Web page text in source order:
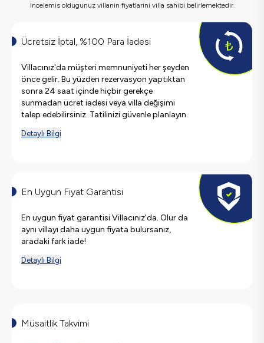
Incelemis oldugunuz villanin fiyatlarini villa sahibi belirlemektedir.
Ücretsiz İptal, %100 Para İadesi
Villacınız'da müşteri memnuniyeti her şeyden
önce gelir. Bu yüzden rezervasyon yaptıktan
sonra 24 saat içinde hiçbir gerekçe
sunmadan ücret iadesi veya villa değişimi
talep edebilirsiniz. Tatilinizi güvenle planlayın.
Detaylı Bilgi
En Uygun Fiyat Garantisi
En uygun fiyat garantisi Villacınız'da. Olur da
aynı villayı daha uygun fiyata bulursanız,
aradaki fark iade!
Detaylı Bilgi
Müsaitlik Takvimi